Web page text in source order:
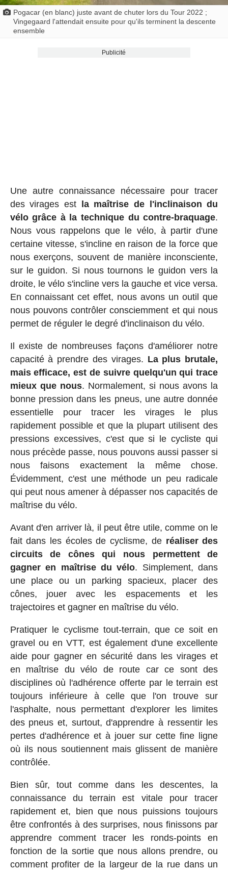
Pogacar (en blanc) juste avant de chuter lors du Tour 2022 ;
Vingegaard l'attendait ensuite pour qu'ils terminent la descente
ensemble
Publicité
Une autre connaissance nécessaire pour tracer
des virages est
la maîtrise de l'inclinaison du
vélo grâce à la technique du contre-braquage.
Nous vous rappelons que le vélo, à partir d'une
certaine vitesse, s'incline en raison de la force que
nous exerçons, souvent de manière inconsciente,
sur le guidon. Si nous tournons le guidon vers la
droite, le vélo s'incline vers la gauche et vice versa.
En connaissant cet effet, nous avons un outil que
nous pouvons contrôler consciemment et qui nous
permet de réguler le degré d'inclinaison du vélo.
Il existe de nombreuses façons d'améliorer notre
capacité à prendre des virages. La plus brutale,
mais efficace, est de suivre quelqu'un qui trace
mieux que nous. Normalement, si nous avons la
bonne pression dans les pneus, une autre donnée
essentielle pour tracer les virages le plus
rapidement possible et que la plupart utilisent des
pressions excessives, c'est que si le cycliste qui
nous précède passe, nous pouvons aussi passer si
nous faisons exactement la même chose.
Évidemment, c'est une méthode un peu radicale
qui peut nous amener à dépasser nos capacités de
maîtrise du vélo.
Avant d'en arriver là, il peut être utile, comme on le
fait dans les écoles de cyclisme, de réaliser des
circuits de cônes qui nous permettent de
gagner en maîtrise du vélo. Simplement, dans
une place ou un parking spacieux, placer des
cônes, jouer avec les espacements et les
trajectoires et gagner en maîtrise du vélo.
Pratiquer le cyclisme tout-terrain, que ce soit en
gravel ou en VTT, est également d'une excellente
aide pour gagner en sécurité dans les virages et
en maîtrise du vélo de route car ce sont des
disciplines où l'adhérence offerte par le terrain est
toujours inférieure à celle que l'on trouve sur
l'asphalte, nous permettant d'explorer les limites
des pneus et, surtout, d'apprendre à ressentir les
pertes d'adhérence et à jouer sur cette fine ligne
où ils nous soutiennent mais glissent de manière
contrôlée.
Bien sûr, tout comme dans les descentes, la
connaissance du terrain est vitale pour tracer
rapidement et, bien que nous puissions toujours
être confrontés à des surprises, nous finissons par
apprendre comment tracer les ronds-points en
fonction de la sortie que nous allons prendre, ou
comment profiter de la largeur de la rue dans un